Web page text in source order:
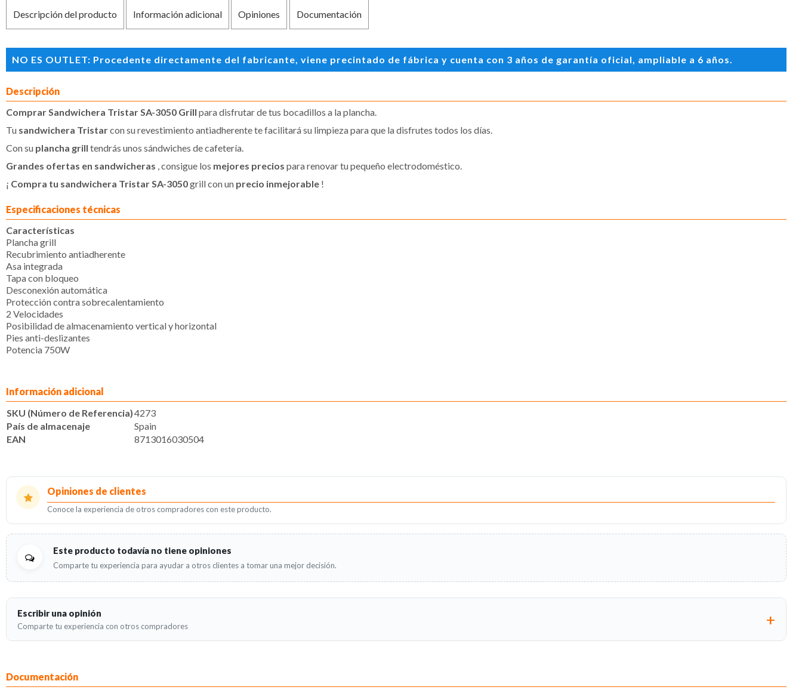
Descripción del producto Información adicional Opiniones Documentación
NO ES OUTLET: Procedente directamente del fabricante, viene precintado de fábrica y cuenta con 3 años de garantía oficial, ampliable a 6 años.
Descripción
Comprar Sandwichera Tristar SA-3050 Grill para disfrutar de tus bocadillos a la plancha.
Tu sandwichera Tristarcon su revestimiento antiadherente te facilitará su limpieza para que la disfrutes todos los días.
Con su plancha grill tendrás unos sándwiches de cafetería.
Grandes ofertas en sandwicheras , consigue los mejores precios para renovar tu pequeño electrodoméstico.
¡ Compra tu sandwichera Tristar SA-3050grill con un precio inmejorable !
Especificaciones técnicas
Características
Plancha grill
Recubrimiento antiadherente
Asa integrada
Tapa con bloqueo
Desconexión automática
Protección contra sobrecalentamiento
2 Velocidades
Posibilidad de almacenamiento vertical y horizontal
Pies anti-deslizantes
Potencia 750W
Información adicional
SKU (Número de Referencia)4273
País de almacenaje
Spain
EAN
8713016030504
Opiniones de clientes
Conoce la experiencia de otros compradores con este producto.
Este producto todavía no tiene opiniones
Comparte tu experiencia para ayudar a otros clientes a tomar una mejor decisión.
Escribir una opinión
Comparte tu experiencia con otros compradores
Documentación